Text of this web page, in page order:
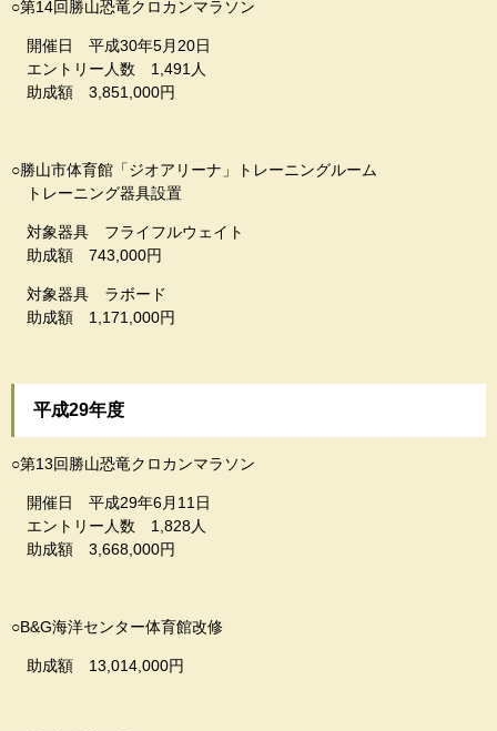
○第14回勝山恐竜クロカンマラソン
開催日 平成30年5月20日
エントリー人数 1,491人
助成額 3,851,000円
○勝山市体育館「ジオアリーナ」トレーニングルーム
トレーニング器具設置
対象器具 フライフルウェイト
助成額 743,000円
対象器具 ラボード
助成額 1,171,000円
平成29年度
○第13回勝山恐竜クロカンマラソン
開催日 平成29年6月11日
エントリー人数 1,828人
助成額 3,668,000円
○B&G海洋センター体育館改修
助成額 13,014,000円